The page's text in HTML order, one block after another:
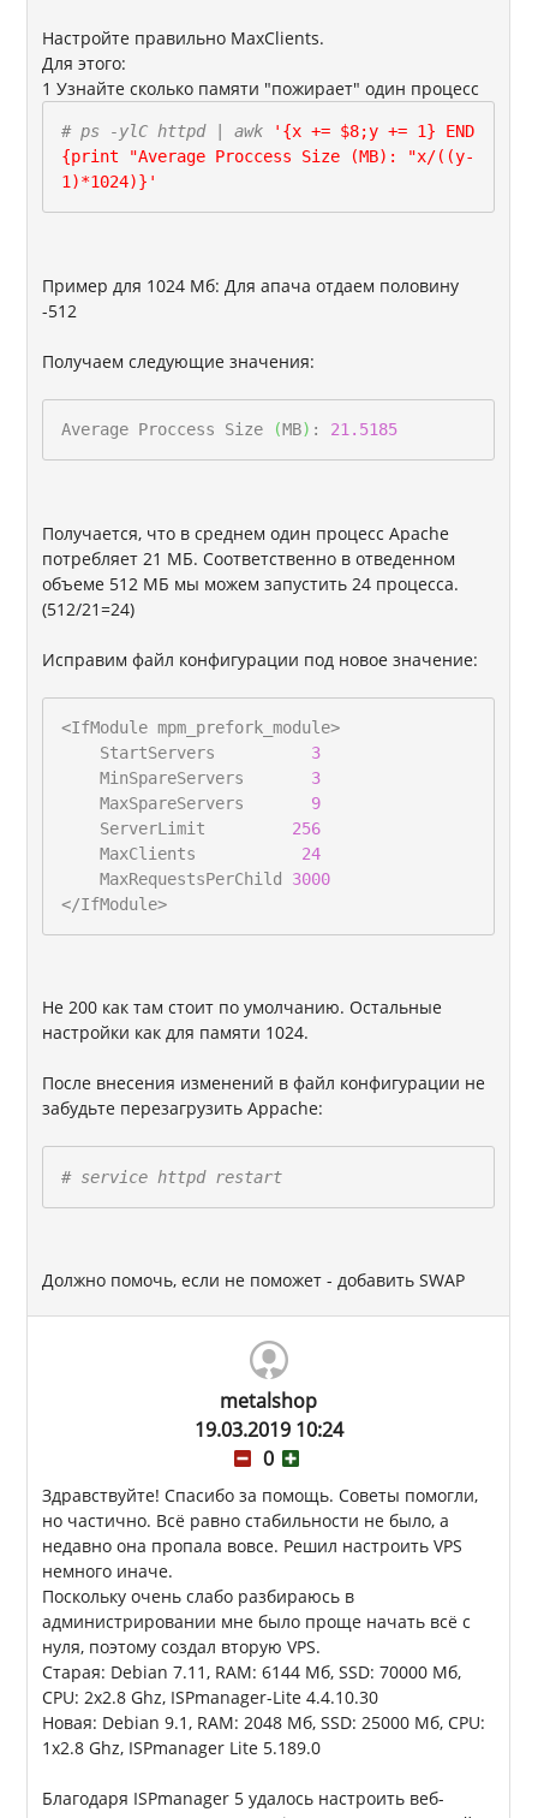
Настройте правильно MaxClients.
Для этого:
1 Узнайте сколько памяти "пожирает" один процесс
# ps -ylC httpd | awk
'{x += $8;y += 1} END
{print "Average Proccess Size (MB): "x/((y-
1)*1024)}'
Пример для 1024 Мб: Для апача отдаем половину
-512
Получаем следующие значения:
Average Proccess Size (MB) : 21.5185
Получается, что в среднем один процесс Apache
потребляет 21 МБ. Соответственно в отведенном
объеме 512 МБ мы можем запустить 24 процесса.
(512/21=24)
Исправим файл конфигурации под новое значение:
<IfModule mpm_prefork_module>
StartServers 3
MinSpareServers 3
MaxSpareServers 9
ServerLimit 256
MaxClients 24
MaxRequestsPerChild 3000
</IfModule>
Не 200 как там стоит по умолчанию. Остальные
настройки как для памяти 1024.
После внесения изменений в файл конфигурации не
забудьте перезагрузить Appache:
# service httpd restart
Должно помочь, если не поможет - добавить SWAP
metalshop
19.03.2019 10:24
0
Здравствуйте! Спасибо за помощь. Советы помогли,
но частично. Всё равно стабильности не было, а
недавно она пропала вовсе. Решил настроить VPS
немного иначе.
Поскольку очень слабо разбираюсь в
администрировании мне было проще начать всё с
нуля, поэтому создал вторую VPS.
Старая: Debian 7.11, RAM: 6144 Мб, SSD: 70000 Мб,
CPU: 2x2.8 Ghz, ISPmanager-Lite 4.4.10.30
Новая: Debian 9.1, RAM: 2048 Мб, SSD: 25000 Мб, CPU:
1x2.8 Ghz, ISPmanager Lite 5.189.0
Благодаря ISPmanager 5 удалось настроить веб-